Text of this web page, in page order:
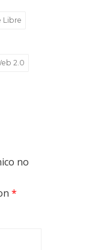
Libre
2.0
no
*